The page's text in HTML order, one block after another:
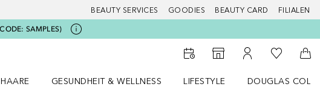
BEAUTY SERVICES GOODIES BEAUTY CARD FILIALEN
SAMPLES)
Zum Storefinder
Zu Meinem
Zu Meiner
HAARE
GESUNDHEIT & WELLNESS
LIFESTYLE
DOUGLAS